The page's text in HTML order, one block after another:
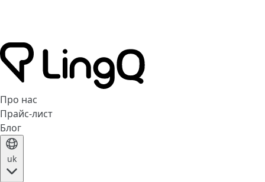
Про нас
Прайс-лист
Блог
uk